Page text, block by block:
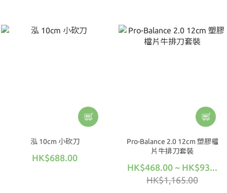
泓 10cm 小砍刀
HK$688.00
Pro-Balance 2.0 12cm 塑膠檔
片牛排刀套裝
HK$468.00 ~ HK$93...
HK$1,165.00